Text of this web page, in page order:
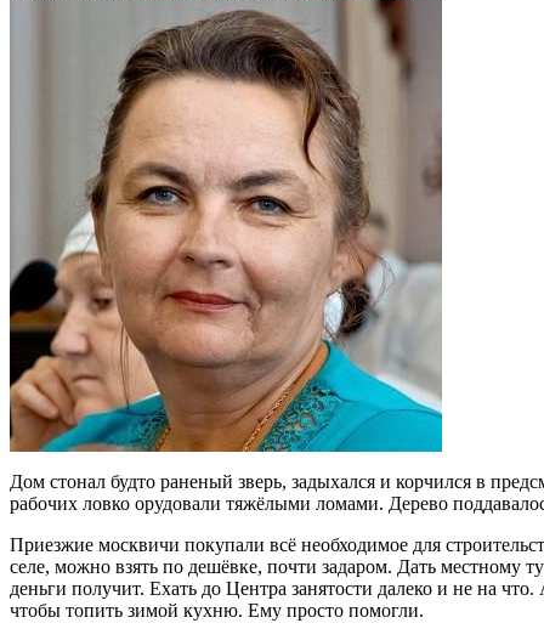
Дом стонал будто раненый зверь, задыхался и корчился в
рабочих ловко орудовали тяжёлыми ломами. Дерево
Приезжие москвичи покупали всё необходимое для
селе, можно взять по дешёвке, почти задаром. Дать местному
деньги получит. Ехать до Центра занятости далеко и не на
чтобы топить зимой кухню. Ему просто помогли.